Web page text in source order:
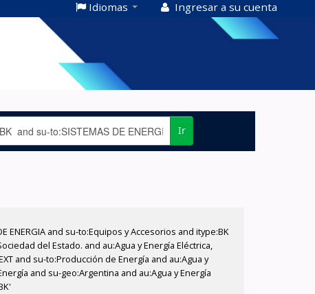
Idiomas Ingresar a su cuenta
Ir
and su-to:Equipos y Accesorios and itype:BK
del Estado. and au:Agua y Energía Eléctrica,
and su-to:Producción de Energía and au:Agua y
and su-geo:Argentina and au:Agua y Energía